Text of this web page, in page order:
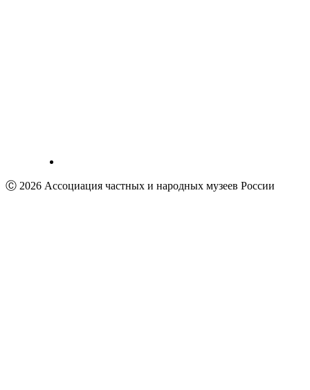
Ⓒ 2026 Ассоциация частных и народных музеев России